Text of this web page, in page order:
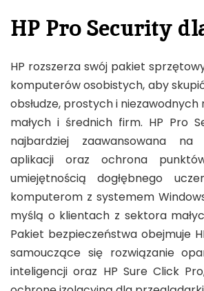
HP Pro Security
HP rozszerza swój pakiet
komputerów osobistych, aby
obsłudze, prostych i
małych i średnich firm. HP Pro
najbardziej zaawansowana na
aplikacji oraz ochrona
umiejętnością dogłębnego
komputerom z systemem
myślą o klientach z sektora
Pakiet bezpieczeństwa obejmuje
samouczące się rozwiązanie
inteligencji oraz HP Sure Click